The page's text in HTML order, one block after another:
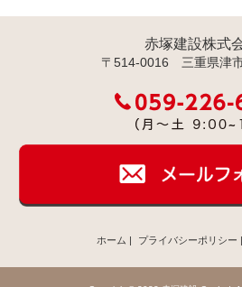
赤塚建設株式
〒514-0016 三重県津
ホーム | プライバシーポリシー |